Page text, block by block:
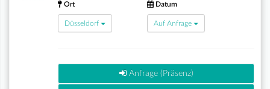
Ort
Düsseldorf
Datum
Auf Anfrage
Anfrage (Präsenz)